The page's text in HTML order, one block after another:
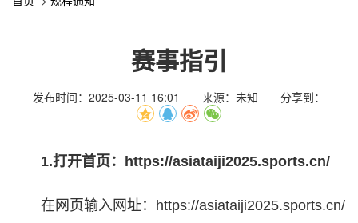
赛事指引
发布时间：2025-03-11 16:01 来源：未知 分享到：
1.打开首页：https://asiataiji2025.sports.cn/
在网页输入网址：https://asiataiji2025.sports.cn/